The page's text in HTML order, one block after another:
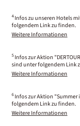
4 Infos zu unseren Hotels
folgendem Link zu finden.
Weitere Informationen
5 Infos zur Aktion
sind unter folgendem Link
Weitere Informationen
6 Infos zur Aktion "Summer
folgendem Link zu finden.
Weitere Informationen